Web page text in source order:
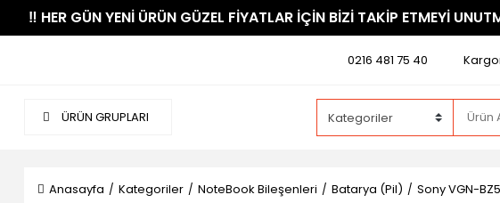
​‼️​ HER GÜN YENİ ÜRÜN GÜZEL FİYATLAR İÇİN BİZİ TAKİP ETMEYİ
0216 481 75 40
ÜRÜN GRUPLARI
Anasayfa Kategoriler NoteBook Bileşenleri Batarya (Pil) Sony VGN-